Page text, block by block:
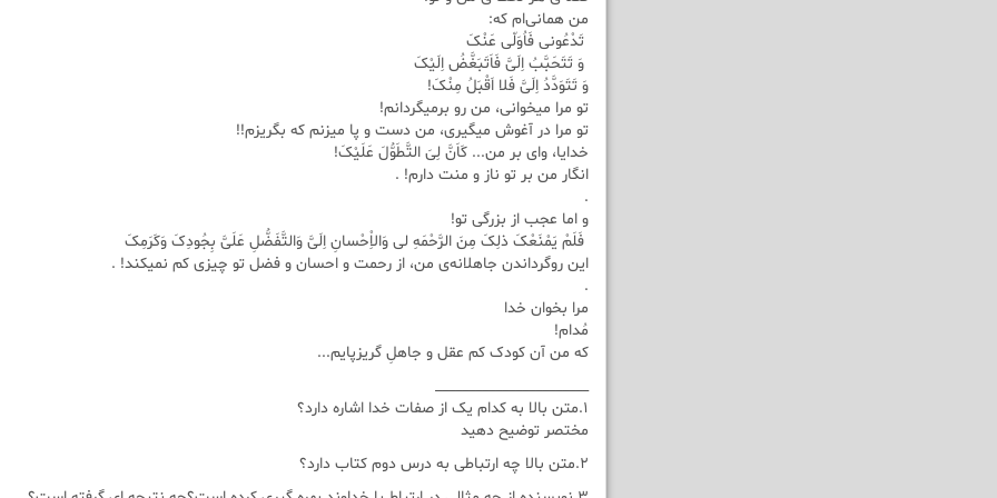
من همانی‌ام که:
تَدْعُونى فَاُوَلّى عَنْکَ
وَ تَتَحَبَّبُ اِلَىَّ فَاَتَبَغَّضُ اِلَیْکَ
وَ تَتَوَدَّدُ اِلَىَّ فَلا اَقْبَلُ مِنْکَ!
تو مرا میخوانی، من رو برمیگردانم!
تو مرا در آغوش میگیری، من دست و پا میزنم که بگریزم!!
خدایا، وای بر من... کَاَنَّ لِىَ التَّطَوُّلَ عَلَیْکَ!
انگار من بر تو ناز و منت دارم! .
.
و اما عجب از بزرگی تو!
فَلَمْ یَمْنَعْکَ ذلِکَ مِنَ الرَّحْمَهِ لى وَالاِْحْسانِ اِلَىَّ وَالتَّفَضُّلِ عَلَىَّ بِجُودِکَ وَکَرَمِکَ
این روگرداندن جاهلانه‌ی من، از رحمت و احسان و فضل تو چیزی کم نمیکند! .
.
مرا بخوان خدا
مُدام!
که من آن کودک کم عقل و جاهلِ گریزپایم...
_______________________
۱.متن بالا به کدام یک از صفات خدا اشاره دارد؟
مختصر توضیح دهید
۲.متن بالا چه ارتباطی به درس دوم کتاب دارد؟